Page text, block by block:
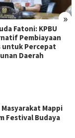
»
Fatoni: KPBU
Pembiayaan
Percepat
Daerah
Mappi
Festival Budaya